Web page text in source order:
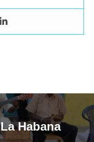
Habana